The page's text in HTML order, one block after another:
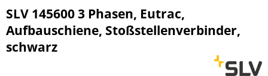
SLV 145600 3 Phasen, Eutrac,
Aufbauschiene, Stoßstellenverbinder,
schwarz